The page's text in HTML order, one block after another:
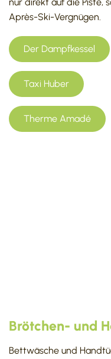
nur direkt auf die Piste,
Après-Ski-Vergnügen.
Der Dampfkessel
Taxi Huber
Therme Amadé
Brötchen- und
Bettwäsche und